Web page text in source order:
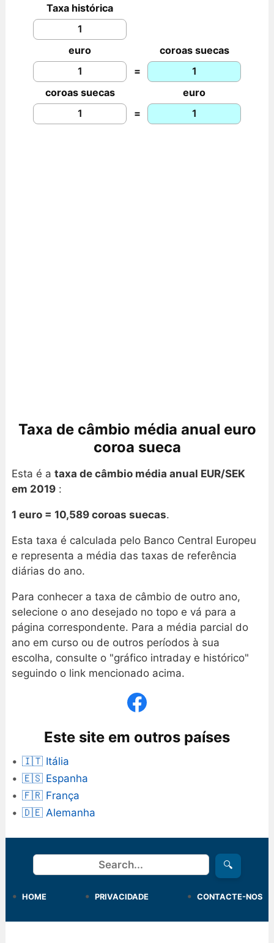
Taxa histórica
euro
coroas suecas
=
coroas suecas
euro
=
Taxa de câmbio média anual euro
coroa sueca
Esta é a taxa de câmbio média anual EUR/SEK
em 2019:
1 euro = 10,589 coroas suecas.
Esta taxa é calculada pelo Banco Central Europeu
e representa a média das taxas de referência
diárias do ano.
Para conhecer a taxa de câmbio de outro ano,
selecione o ano desejado no topo e vá para a
página correspondente. Para a média parcial do
ano em curso ou de outros períodos à sua
escolha, consulte o "gráfico intraday e histórico"
seguindo o link mencionado acima.
Este site em outros países
🇮🇹 Itália
🇪🇸 Espanha
🇫🇷 França
🇩🇪 Alemanha
Procurar 🔍
HOME PRIVACIDADE CONTACTE-NOS